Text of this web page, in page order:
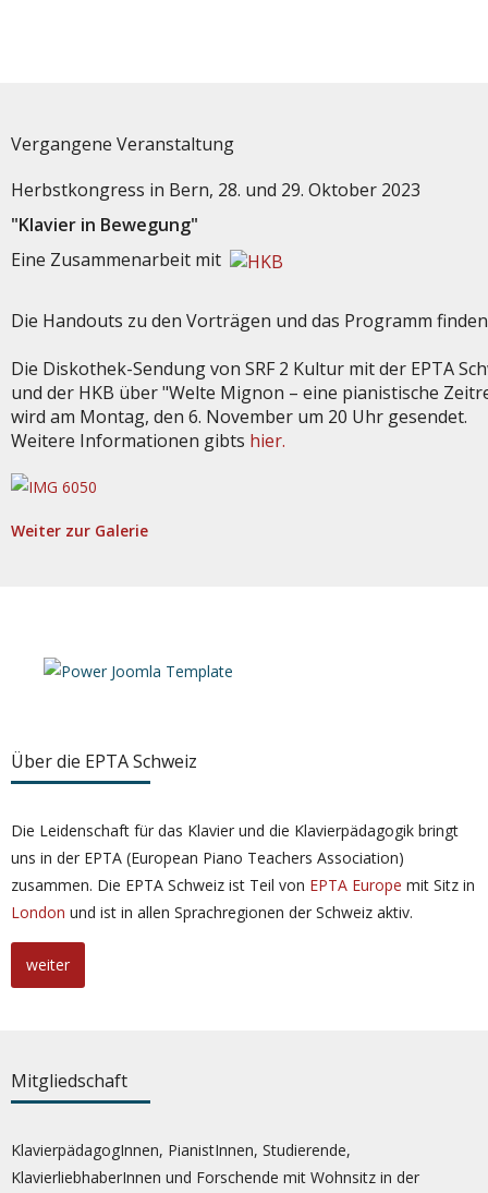
Vergangene Veranstaltung
Herbstkongress in Bern, 28. und 29. Oktober 2023
"Klavier in Bewegung"
Eine Zusammenarbeit mit
Die Handouts zu den Vorträgen und das Programm
Die Diskothek-Sendung von SRF 2 Kultur mit der EPTA
und der HKB über "Welte Mignon – eine pianistische
wird am Montag, den 6. November um 20 Uhr gesendet.
Weitere Informationen gibts hier.
Weiter zur Galerie
Über die EPTA Schweiz
Die Leidenschaft für das Klavier und die Klavierpädagogik bringt
uns in der EPTA (European Piano Teachers Association)
zusammen. Die EPTA Schweiz ist Teil von EPTA Europe mit Sitz in
London und ist in allen Sprachregionen der Schweiz aktiv.
weiter
Mitgliedschaft
KlavierpädagogInnen, PianistInnen, Studierende,
KlavierliebhaberInnen und Forschende mit Wohnsitz in der